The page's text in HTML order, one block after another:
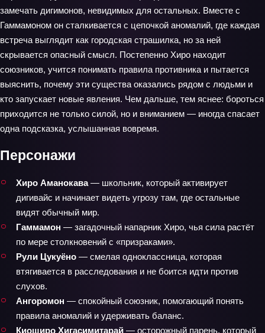
замечать дигимонов, невидимых для остальных. Вместе с
Гаммамоном он сталкивается с цепочкой аномалий, где каждая
встреча выглядит как городская страшилка, но за ней
скрывается опасный смысл. Постепенно Хиро находит
союзников, учится понимать правила противника и пытается
выяснить, почему эти существа оказались рядом с людьми и
кто запускает новые явления. Чем дальше, тем яснее: бороться
приходится не только силой, но и вниманием — иногда спасает
одна подсказка, услышанная вовремя.
Персонажи
Хиро Аманокава— школьник, который активирует
дигивайс и начинает видеть угрозу там, где остальные
видят обычный мир.
Гаммамон — загадочный напарник Хиро, чья сила растёт
по мере столкновений с «призраками».
Рули Цукуёно — смелая одноклассница, которая
втягивается в расследования и не боится идти против
слухов.
Ангоромон — спокойный союзник, помогающий понять
правила аномалий и удерживать баланс.
Киоширо Хигасимитарай — осторожный парень, который